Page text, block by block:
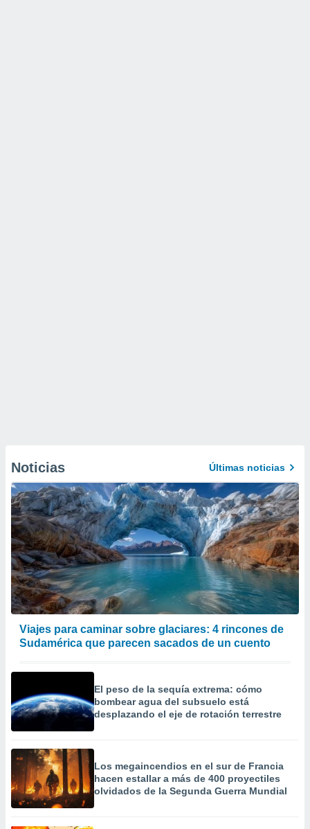
Noticias Últimas noticias
Viajes para caminar sobre glaciares: 4 rincones de
Sudamérica que parecen sacados de un cuento
El peso de la sequía extrema: cómo
bombear agua del subsuelo está
desplazando el eje de rotación terrestre
Los megaincendios en el sur de Francia
hacen estallar a más de 400 proyectiles
olvidados de la Segunda Guerra Mundial